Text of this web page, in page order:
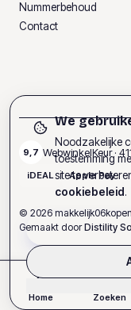
Nummerbehoud
Contact
9,7 WebwinkelKeur ·
iDEAL Apple Pay
© 2026
Gemaakt door Distility
Home Zoeken
We
Noodzakelijke
toestemming
site te
cookiebeleid.